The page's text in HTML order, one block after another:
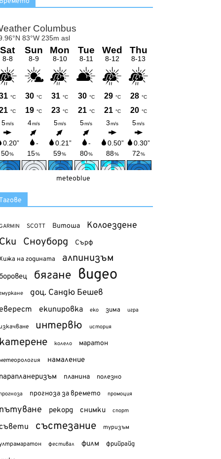
meteoblue
SCOTT Витоша Колоездене
Сноуборд Сърф
на годината алпинизъм
бягане видео
доц. Сандю Бешев
екипировка еко зима игра
интервю история
колело маратон
намаление
планина полезно
прогноза за времето промоция
рекорд снимки спорт
състезание туризъм
фестивал филм фрийрайд